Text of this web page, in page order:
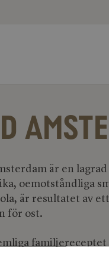
är en
oemotståndliga
är resultatet av
för ost.